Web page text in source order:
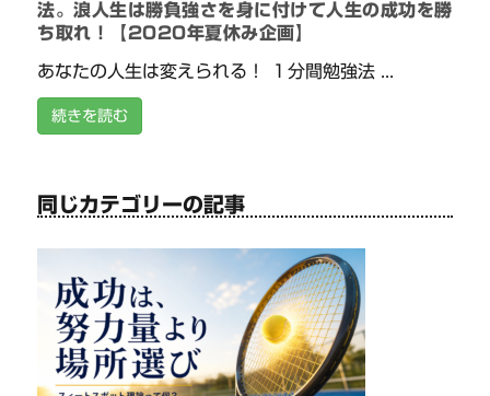
法。浪人生は勝負強さを身に付けて人生の成功を勝
ち取れ！【2020年夏休み企画】
あなたの人生は変えられる！ １分間勉強法 ...
続きを読む
同じカテゴリーの記事